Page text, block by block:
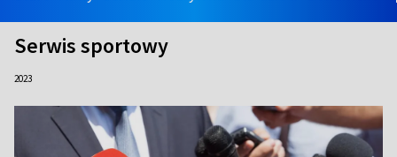
Serwis sportowy
2023